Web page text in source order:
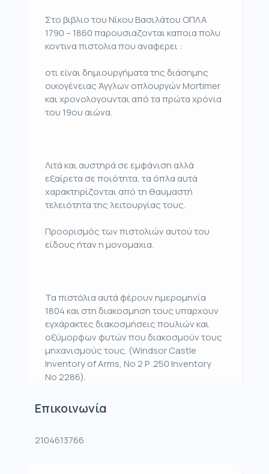
Στο βιβλιο του Νίκου Βασιλάτου ΟΠΛΑ
1790 – 1860 παρουσιαζονται καποια πολυ
κοντινα πιστολια που αναφερει :
οτι είναι δημιουργήματα της διάσημης
οικογένειας Άγγλων οπλουργών Mortimer
και χρονολογοuνται από τα πρώτα χρόνια
του 19ου αιώνα.
Λιτά και αυστηρά σε εμφάνιση αλλά
εξαίρετα σε ποιότητα, τα όπλα αυτά
χαρακτηρίζονται από τη θαυμαστή
τελειότητα της λειτουργίας τους.
Προορισμός των πιστολιών αυτού του
είδους ήταν η μονομαχια.
Τα πιστόλια αυτά φέρουν ημερομηνία
1804 και στη διακοσμηση τους υπαρχουν
εγχάρακτες διακοσμήσεις πουλιών και
οξύμορφων φυτών που διακοσμούν τους
μηχανισμούς τους. (Windsor Castle
Inventory of Arms, Νο 2 Ρ .250 Inventory
Νο 2286).
Επικοινωνία
2104613766